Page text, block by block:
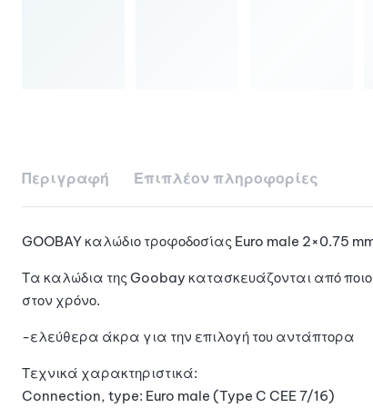
Περιγραφή Επιπλέον πληροφορίες
GOOBAY καλώδιο τροφοδοσίας Euro male 2×0.75
Τα καλώδια της Goobay κατασκευάζονται από
στον χρόνο.
-ελεύθερα άκρα για την επιλογή του αντάπτορα
Τεχνικά χαρακτηριστικά:
Connection, type: Euro male (Type C CEE 7/16)